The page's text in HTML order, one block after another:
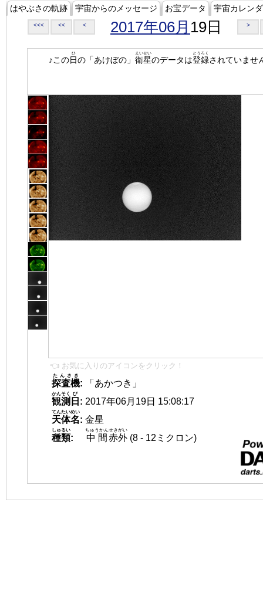
はやぶさの軌跡 宇宙からのメッセージ お宝データ 宇宙カレン
<<< << < 2017年06月 19日 >
♪この日
ひ
の「あけぼの」 衛星
えいせい
のデータは登録
とうろく
されていませ
👈 お気に入りのアイコンをクリック！
探査機
たんさき
:
「あかつき」
観測
かんそく
日
び
: 2017年06月19日 15:08:17
天体名
てんたいめい
: 金星
種類
しゅるい
: 中間
ちゅうかん
赤外
せきがい
(8 - 12ミクロン)